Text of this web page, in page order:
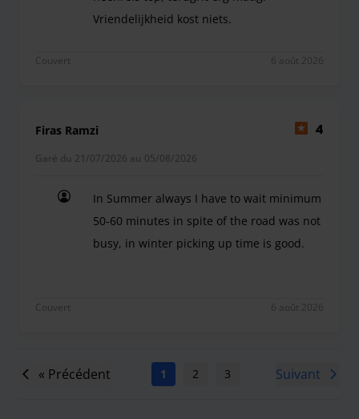
Vriendelijkheid kost niets.
Couvert 6 août 2026
Firas Ramzi 4
Garé du 21/07/2026 au 05/08/2026
In Summer always I have to wait minimum
50-60 minutes in spite of the road was not
busy, in winter picking up time is good.
Couvert 6 août 2026
« Précédent 1 2 3 5
Suivant